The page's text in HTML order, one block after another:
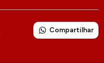
Compartilhar